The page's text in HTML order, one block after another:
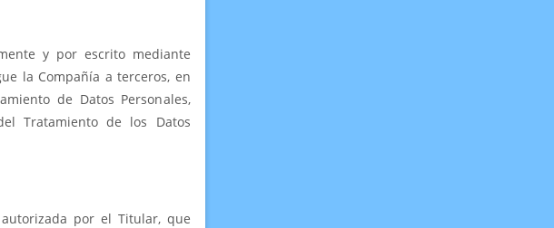
y por escrito mediante
la Compañía a terceros, en
de Datos Personales,
Tratamiento de los Datos
por el Titular, que